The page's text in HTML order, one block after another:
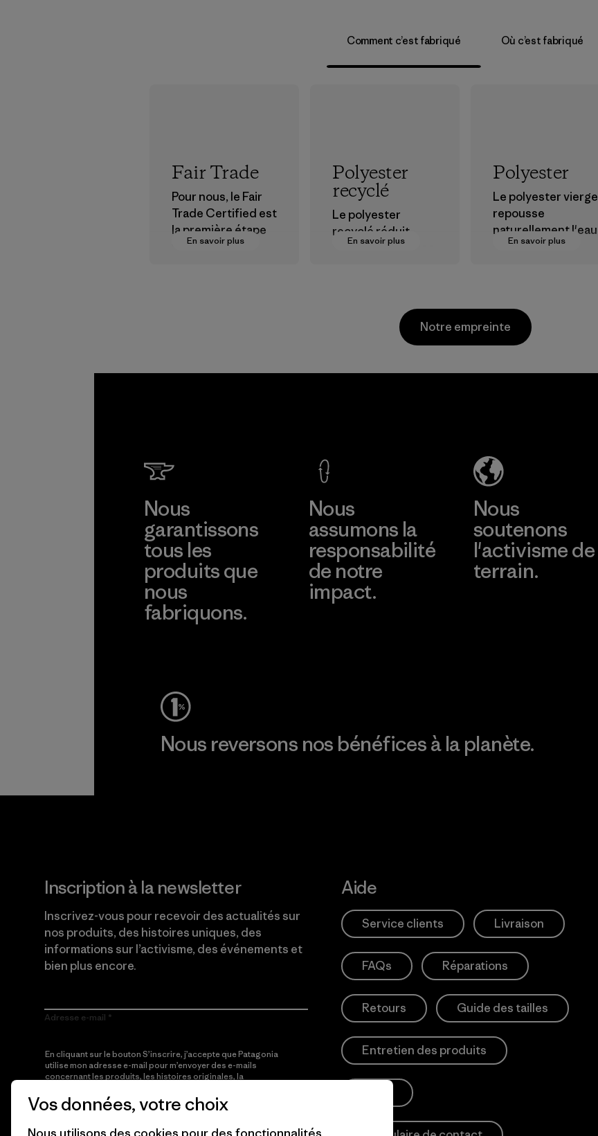
Comment c’est fabriqué Où c’est fabriqué
En savoir plus
Fair Trade
Pour nous, le Fair
Trade Certified est
la première étape
vers des
En savoir plus
Polyester
recyclé
Le polyester
recyclé réduit
notre dépendance
En savoir plus
Polyester
Le polyester vierge
repousse
naturellement l'eau
et est très
En savoir plus
Notre empreinte
Nous
garantissons
tous les
produits que
nous
fabriquons.
Nous
assumons la
responsabilité
de notre
impact.
Nous
soutenons
l'activisme de
terrain.
Nous reversons nos bénéfices à la planète.
Inscription à la newsletter
Inscrivez-vous pour recevoir des actualités sur
nos produits, des histoires uniques, des
informations sur l’activisme, des événements et
bien plus encore.
Adresse e-mail
En cliquant sur le bouton S’inscrire, j’accepte que Patagonia
utilise mon adresse e-mail pour m’envoyer des e-mails
concernant les produits, les histoires originales, la
et autres, conformément à la
Politique de confidentialité
Patagonia.
Aide
Service clients Livraison
FAQs Réparations
Retours Guide des tailles
Entretien des produits
Vos données, votre choix